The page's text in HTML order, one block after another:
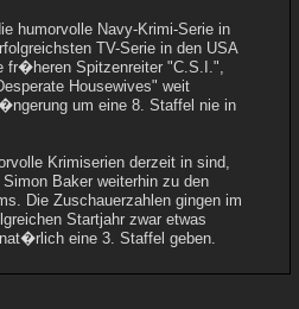
humorvolle Navy-Krimi-Serie in
TV-Serie in den USA
fr�heren Spitzenreiter "C.S.I.",
Housewives" weit
um eine 8. Staffel nie in
Krimiserien derzeit in sind,
Baker weiterhin zu den
Die Zuschauerzahlen gingen im
Startjahr zwar etwas
eine 3. Staffel geben.